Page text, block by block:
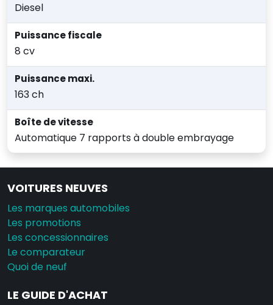
Diesel
Puissance fiscale
8 cv
Puissance maxi.
163 ch
Boîte de vitesse
Automatique 7 rapports à double embrayage
VOITURES NEUVES
Les marques automobiles
Les promotions
Les concessionnaires
Le comparateur
Quoi de neuf
LE GUIDE D'ACHAT